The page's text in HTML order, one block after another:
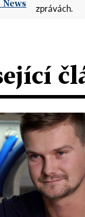
zprávách.